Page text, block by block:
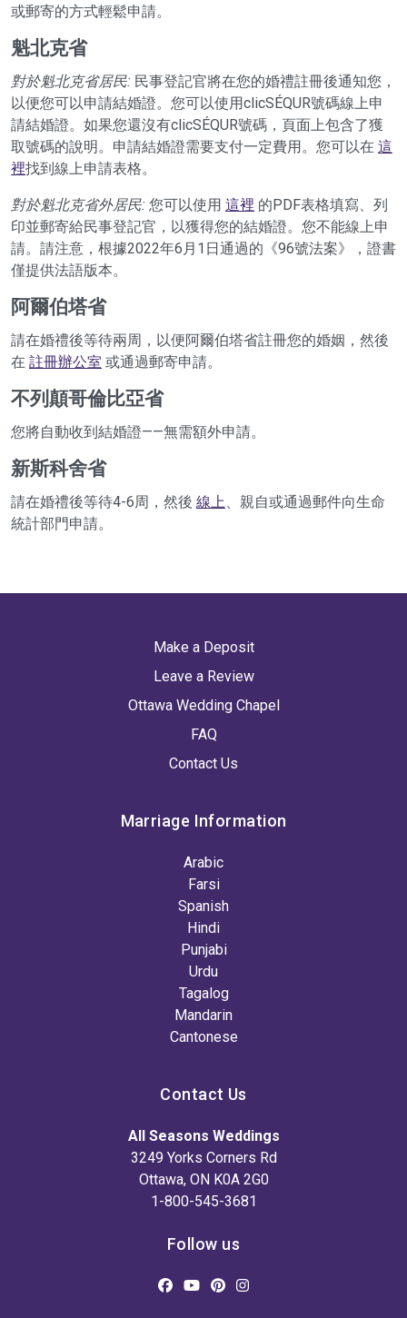
或郵寄的方式輕鬆申請。
魁北克省
對於魁北克省居民: 民事登記官將在您的婚禮註冊後通知您，
以便您可以申請結婚證。您可以使用clicSÉQUR號碼線上申
請結婚證。如果您還沒有clicSÉQUR號碼，頁面上包含了獲
取號碼的說明。申請結婚證需要支付一定費用。您可以在 這
裡找到線上申請表格。
對於魁北克省外居民: 您可以使用 這裡 的PDF表格填寫、列
印並郵寄給民事登記官，以獲得您的結婚證。您不能線上申
請。請注意，根據2022年6月1日通過的《96號法案》，證書
僅提供法語版本。
阿爾伯塔省
請在婚禮後等待兩周，以便阿爾伯塔省註冊您的婚姻，然後
在 註冊辦公室 或通過郵寄申請。
不列顛哥倫比亞省
您將自動收到結婚證——無需額外申請。
新斯科舍省
請在婚禮後等待4-6周，然後 線上、親自或通過郵件向生命
統計部門申請。
Make a Deposit
Leave a Review
Ottawa Wedding Chapel
FAQ
Contact Us
Marriage Information
Arabic
Farsi
Spanish
Hindi
Punjabi
Urdu
Tagalog
Mandarin
Cantonese
Contact Us
All Seasons Weddings
3249 Yorks Corners Rd
Ottawa, ON K0A 2G0
1-800-545-3681
Follow us